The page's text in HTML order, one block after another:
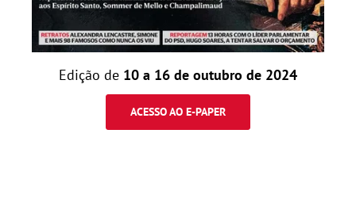
Edição de 10 a 16 de outubro de 2024
ACESSO AO E-PAPER